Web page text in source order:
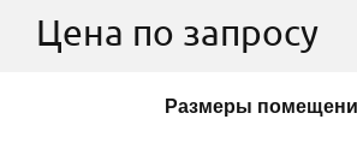
Цена по запросу
Размеры